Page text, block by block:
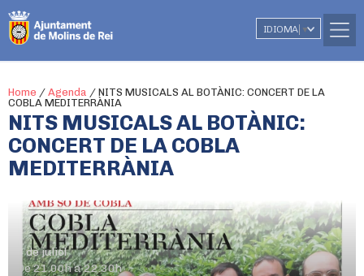
IDIOMA ▼
Home / Agenda / NITS MUSICALS AL BOTÀNIC: CONCERT DE LA
COBLA MEDITERRÀNIA
NITS MUSICALS AL BOTÀNIC:
CONCERT DE LA COBLA
MEDITERRÀNIA
4 de juliol
De 21.00h a 22.30h